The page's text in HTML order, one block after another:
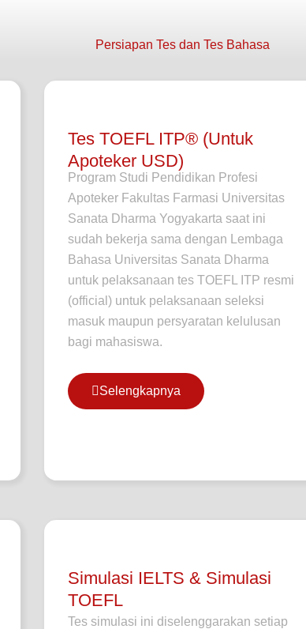
Persiapan Tes dan Tes Bahasa
Tes TOEFL ITP® (Untuk
Apoteker USD)
Program Studi Pendidikan Profesi
Apoteker Fakultas Farmasi Universitas
Sanata Dharma Yogyakarta saat ini
sudah bekerja sama dengan Lembaga
Bahasa Universitas Sanata Dharma
untuk pelaksanaan tes TOEFL ITP resmi
(official) untuk pelaksanaan seleksi
masuk maupun persyaratan kelulusan
bagi mahasiswa.
Selengkapnya
Simulasi IELTS & Simulasi
TOEFL
Tes simulasi ini diselenggarakan setiap